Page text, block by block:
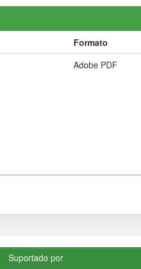
Formato
Adobe PDF
Suportado por